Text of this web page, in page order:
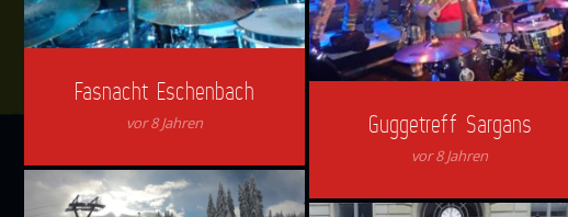
Fasnacht Eschenbach
vor 8 Jahren Guggetreff Sargans
vor 8 Jahren